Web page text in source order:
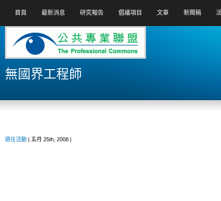
首頁 最新消息 研究報告 倡議項目 文章 新聞稿
無國界工程師
過往活動 | 五月 25th, 2008 |